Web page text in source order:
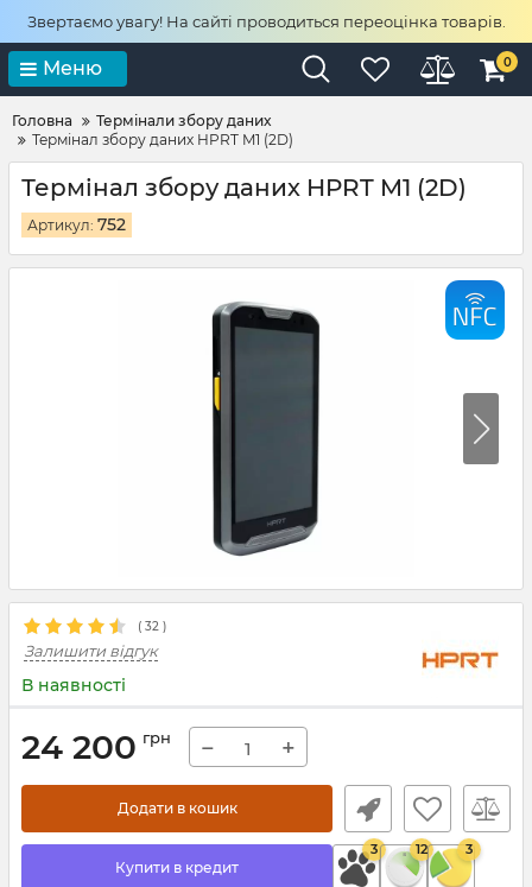
Звертаємо увагу! На сайті проводиться переоцінка товарів.
Меню 0
Головна
Термінали збору даних
Термінал збору даних HPRT M1 (2D)
Термінал збору даних HPRT M1 (2D)
Артикул: 752
( 32 )
Залишити відгук
В наявності
24 200 грн − +
Додати в кошик
Купити в кредит
3 12 3